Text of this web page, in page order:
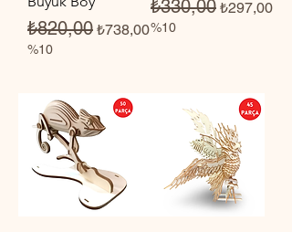
Normal Fiyat
₺820,00 İndirimli Fiyat
₺738,00
%10
₺330,00 ₺297,00
%10